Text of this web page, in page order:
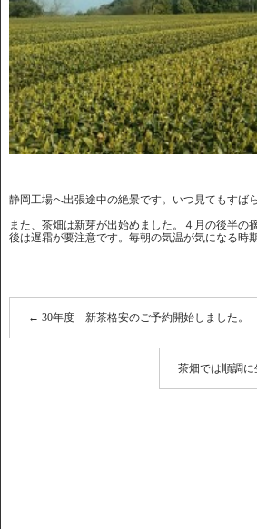
静岡工場へ出張途中の絶景です。いつ見てもすば
また、茶畑は新芽が出始めました。４月の後半の
後は遅霜が要注意です。毎朝の気温が気になる時期
← 30年度 新茶格安のご予約開始しました。
茶畑では順調に